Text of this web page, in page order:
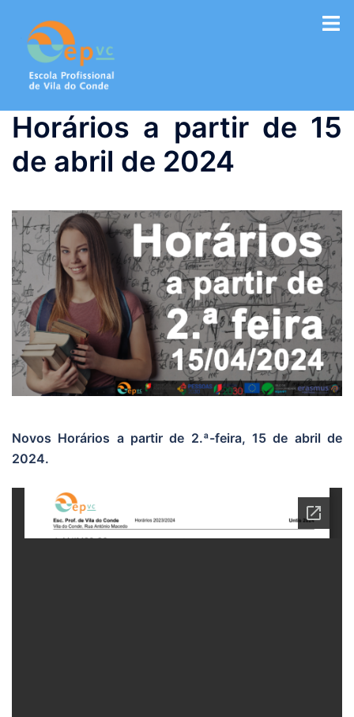
conteúdo
Horários a partir de 15
de abril de 2024
Novos Horários a partir de 2.ª-feira, 15 de abril de
2024.